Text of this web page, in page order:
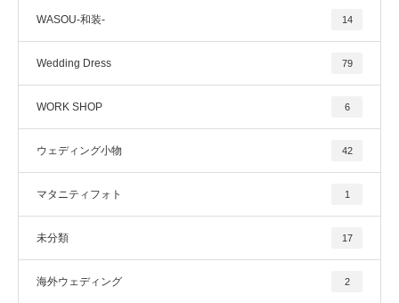
WASOU-和装- 14
Wedding Dress 79
WORK SHOP 6
ウェディング小物 42
マタニティフォト 1
未分類 17
海外ウェディング 2